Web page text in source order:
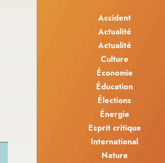
Accident
Actualité
Actualité
Culture
Économie
Éducation
Élections
Énergie
Esprit critique
International
Nature